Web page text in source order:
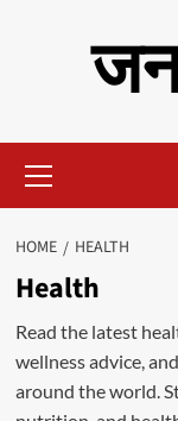
Menu
HOME HEALTH
Health
Read the latest
wellness advice,
around the world.